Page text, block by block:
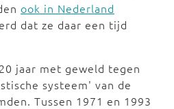
ook in Nederland
dat ze daar een tijd
jaar met geweld tegen
systeem' van de
Tussen 1971 en 1993